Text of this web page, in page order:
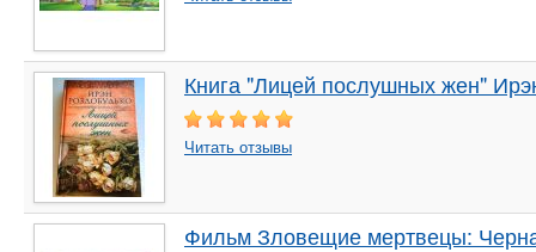
Книга "Лицей послушных жен"
Читать отзывы
Фильм Зловещие мертвецы: